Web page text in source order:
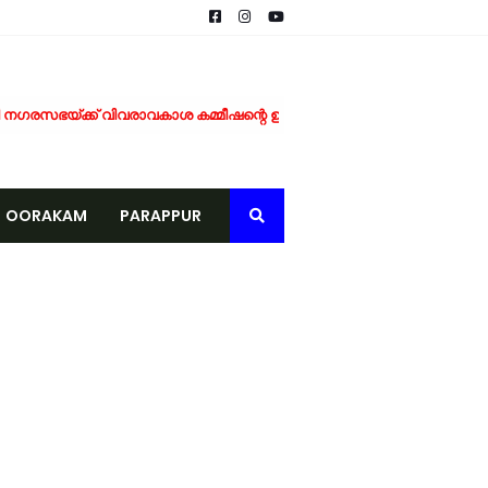
വിവരാവകാശ കമ്മീഷന്റെ ഉത്തരവ്
മരുന്ന് വിതരണം നടത്തി
നേരിട്ടെത്തി
യാത്രയയപ്പും ആദരവും
ബുക്ക് ഓഫ് റെക്കോർഡ് നിറവിൽ
സ്വദേശി മരിച്ചു
OORAKAM PARAPPUR